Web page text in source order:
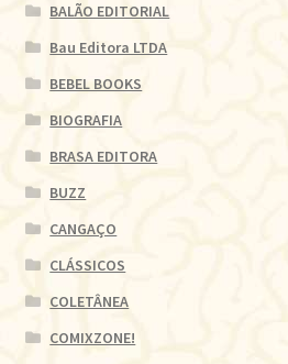
BALÃO EDITORIAL
Bau Editora LTDA
BEBEL BOOKS
BIOGRAFIA
BRASA EDITORA
BUZZ
CANGAÇO
CLÁSSICOS
COLETÂNEA
COMIXZONE!